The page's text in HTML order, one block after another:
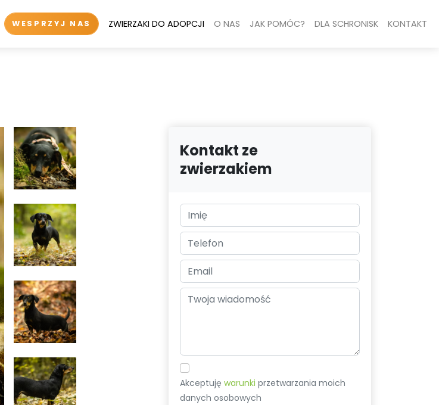
WESPRZYJ NAS ZWIERZAKI DO ADOPCJI O NAS JAK POMÓC? DLA SCHRONISK KONTAKT
Kontakt ze
zwierzakiem
Akceptujęwarunki przetwarzania moich
danych osobowych